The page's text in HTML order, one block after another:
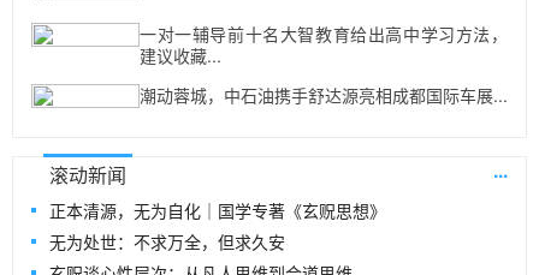
一对一辅导前十名大智教育给出高中学习方法，
建议收藏...
潮动蓉城，中石油携手舒达源亮相成都国际车展...
滚动新闻 ...
正本清源，无为自化｜国学专著《玄贶思想》
无为处世：不求万全，但求久安